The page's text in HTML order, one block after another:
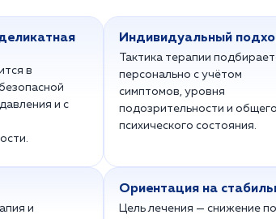
в
и с
Индивидуальный
Тактика терапии
персонально с учётом
симптомов, уровня
подозрительности и общего
психического состояния.
и
Ориентация на
Цель лечения — снижение